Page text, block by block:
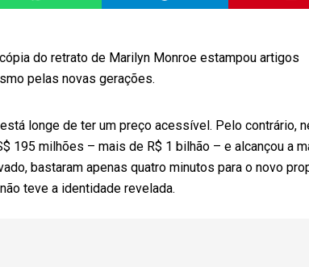
do retrato de Marilyn Monroe estampou artigos
pelas novas gerações.
longe de ter um preço acessível. Pelo contrário,
195 milhões – mais de R$ 1 bilhão – e alcançou a
bastaram apenas quatro minutos para o novo
teve a identidade revelada.